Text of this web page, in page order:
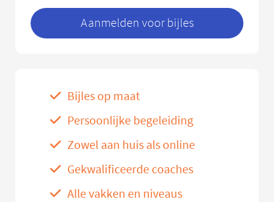
Aanmelden voor bijles
Bijles op maat
Persoonlijke begeleiding
Zowel aan huis als online
Gekwalificeerde coaches
Alle vakken en niveaus